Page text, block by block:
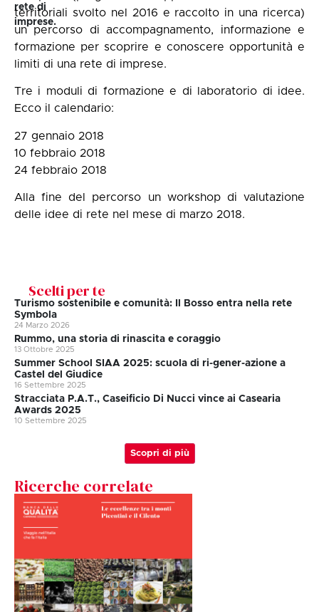
rete di
imprese.
territoriali svolto nel 2016 e raccolto in una ricerca)
un percorso di accompagnamento, informazione e
formazione per scoprire e conoscere opportunità e
limiti di una rete di imprese.
Tre i moduli di formazione e di laboratorio di idee.
Ecco il calendario:
27 gennaio 2018
10 febbraio 2018
24 febbraio 2018
Alla fine del percorso un workshop di valutazione
delle idee di rete nel mese di marzo 2018.
Scelti per te
Turismo sostenibile e comunità: Il Bosso entra nella rete
Symbola
24 Marzo 2026
Rummo, una storia di rinascita e coraggio
13 Ottobre 2025
Summer School SIAA 2025: scuola di ri-gener-azione a
Castel del Giudice
16 Settembre 2025
Stracciata P.A.T., Caseificio Di Nucci vince ai Casearia
Awards 2025
10 Settembre 2025
Scopri di più
Ricerche correlate